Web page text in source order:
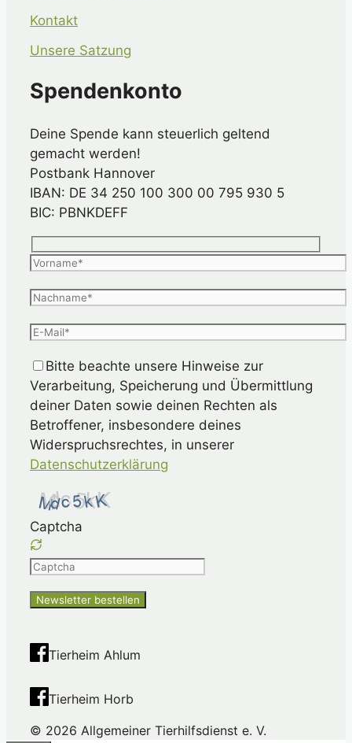
Kontakt
Unsere Satzung
Spendenkonto
Deine Spende kann steuerlich geltend
gemacht werden!
Postbank Hannover
IBAN: DE 34 250 100 300 00 795 930 5
BIC: PBNKDEFF
Bitte beachte unsere Hinweise zur
Verarbeitung, Speicherung und Übermittlung
deiner Daten sowie deinen Rechten als
Betroffener, insbesondere deines
Widerspruchsrechtes, in unserer
Datenschutzerklärung
Captcha
Please
the
shown
in
CAPTCHA
to
Tierheim Ahlum
Tierheim Horb
© 2026 Allgemeiner Tierhilfsdienst e. V.